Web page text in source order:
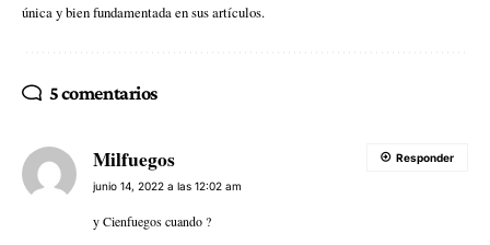
única y bien fundamentada en sus artículos.
5 comentarios
Milfuegos
junio 14, 2022 a las 12:02 am
y Cienfuegos cuando ?
Responder